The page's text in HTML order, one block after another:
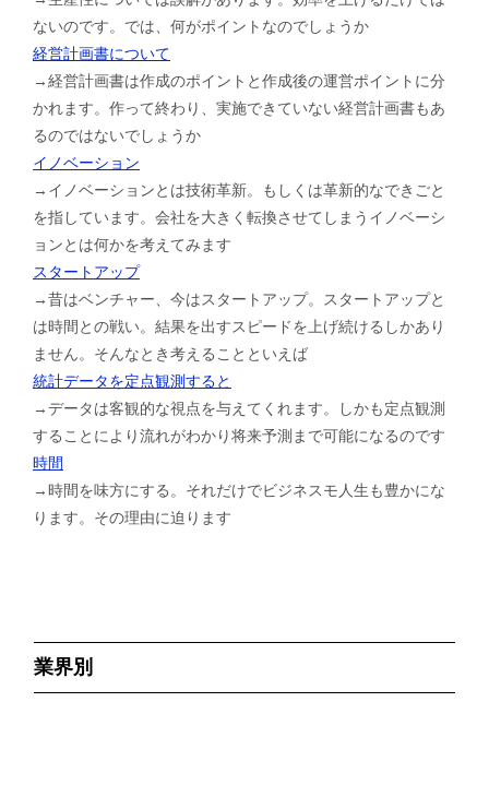
ないのです。では、何がポイントなのでしょうか
経営計画書について
→経営計画書は作成のポイントと作成後の運営ポイントに分
かれます。作って終わり、実施できていない経営計画書もあ
るのではないでしょうか
イノベーション
→イノベーションとは技術革新。もしくは革新的なできごと
を指しています。会社を大きく転換させてしまうイノベーシ
ョンとは何かを考えてみます
スタートアップ
→昔はベンチャー、今はスタートアップ。スタートアップと
は時間との戦い。結果を出すスピードを上げ続けるしかあり
ません。そんなとき考えることといえば
統計データを定点観測すると
→データは客観的な視点を与えてくれます。しかも定点観測
することにより流れがわかり将来予測まで可能になるのです
時間
→時間を味方にする。それだけでビジネスモ人生も豊かにな
ります。その理由に迫ります
業界別